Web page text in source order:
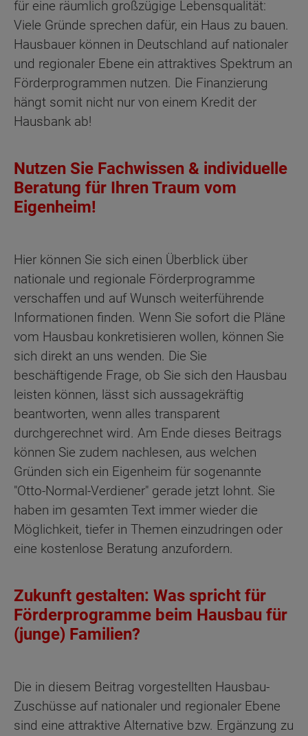
für eine räumlich großzügige Lebensqualität:
Viele Gründe sprechen dafür, ein Haus zu bauen.
Hausbauer können in Deutschland auf nationaler
und regionaler Ebene ein attraktives Spektrum an
Förderprogrammen nutzen. Die Finanzierung
hängt somit nicht nur von einem Kredit der
Hausbank ab!
Nutzen Sie Fachwissen & individuelle
Beratung für Ihren Traum vom
Eigenheim!
Hier können Sie sich einen Überblick über
nationale und regionale Förderprogramme
verschaffen und auf Wunsch weiterführende
Informationen finden. Wenn Sie sofort die Pläne
vom Hausbau konkretisieren wollen, können Sie
sich direkt an uns wenden. Die Sie
beschäftigende Frage, ob Sie sich den Hausbau
leisten können, lässt sich aussagekräftig
beantworten, wenn alles transparent
durchgerechnet wird. Am Ende dieses Beitrags
können Sie zudem nachlesen, aus welchen
Gründen sich ein Eigenheim für sogenannte
"Otto-Normal-Verdiener" gerade jetzt lohnt. Sie
haben im gesamten Text immer wieder die
Möglichkeit, tiefer in Themen einzudringen oder
eine kostenlose Beratung anzufordern.
Zukunft gestalten: Was spricht für
Förderprogramme beim Hausbau für
(junge) Familien?
Die in diesem Beitrag vorgestellten Hausbau-
Zuschüsse auf nationaler und regionaler Ebene
sind eine attraktive Alternative bzw. Ergänzung zu